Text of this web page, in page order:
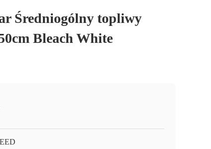
Średniogólny topliwy
Bleach White